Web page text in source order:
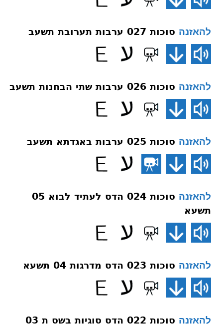
להאזנה סוכות 027 ערבות תערובת תשעב
להאזנה סוכות 026 ערבות שתי הבחנות תשעב
להאזנה סוכות 025 ערבות באגדתא תשעב
להאזנה
סוכות 024 הדס לעתיד לבוא 05
תשעא
להאזנה סוכות 023 הדס מדרגות 04 תשעא
להאזנה
סוכות 022 הדס סוגיות בשס ת 03